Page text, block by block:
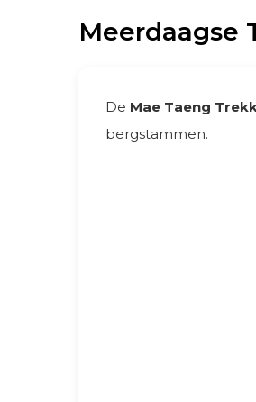
Meerdaagse
De Mae Taeng
bergstammen.